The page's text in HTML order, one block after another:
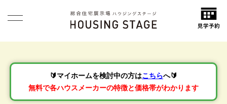
🔰マイホームを検討中の方はこちらへ🔰
無料で各ハウスメーカーの特徴と価格帯がわかります